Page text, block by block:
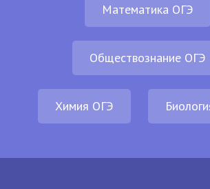
Математика ОГЭ
Обществознание ОГЭ
Химия ОГЭ